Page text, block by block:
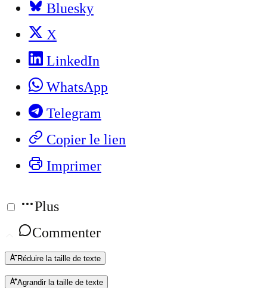
Bluesky
X
LinkedIn
WhatsApp
Telegram
Copier le lien
Imprimer
Plus
Commenter
Réduire la taille de texte
Agrandir la taille de texte